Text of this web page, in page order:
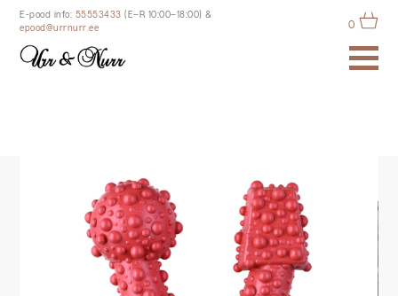
E-pood info: 55553433 (E–R 10:00–18:00) &
epood@urrnurr.ee
0